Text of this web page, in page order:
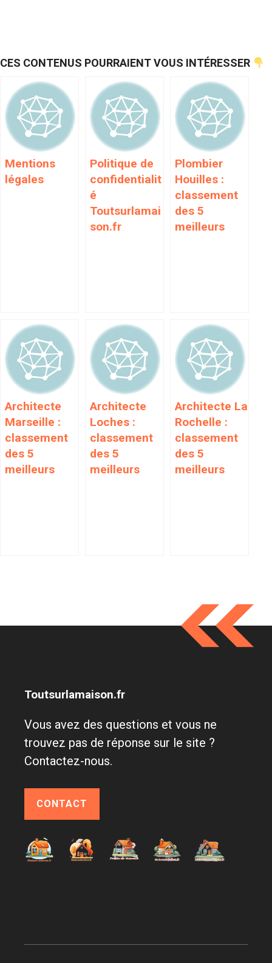
CES CONTENUS POURRAIENT VOUS INTÉRESSER
Mentions
légales
Politique de
confidentialit
é
Toutsurlamai
son.fr
Plombier
Houilles :
classement
des 5
meilleurs
Architecte
Marseille :
classement
des 5
meilleurs
Architecte
Loches :
classement
des 5
meilleurs
Architecte La
Rochelle :
classement
des 5
meilleurs
Toutsurlamaison.fr
Vous avez des questions et vous ne
trouvez pas de réponse sur le site ?
Contactez-nous.
CONTACT